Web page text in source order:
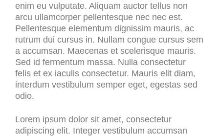
enim eu vulputate. Aliquam auctor tellus non
arcu ullamcorper pellentesque nec nec est.
Pellentesque elementum dignissim mauris, ac
rutrum dui cursus in. Nullam congue cursus sem
a accumsan. Maecenas et scelerisque mauris.
Sed id fermentum massa. Nulla consectetur
felis et ex iaculis consectetur. Mauris elit diam,
interdum vestibulum semper eget, egestas sed
odio.
Lorem ipsum dolor sit amet, consectetur
adipiscing elit. Integer vestibulum accumsan